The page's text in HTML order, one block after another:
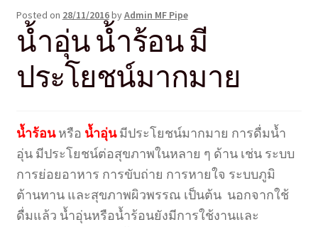
วิธีการสั่งซื้อ
แจ้งชำระเงิน
ติดต่อเรา
Posted on 28/11/2016byAdmin MF Pipe
น้ำอุ่น น้ำร้อน มี
ประโยชน์มากมาย
น้ำร้อนหรือ น้ำอุ่นมีประโยชน์มากมาย การดื่มน้ำ
อุ่น มีประโยชน์ต่อสุขภาพในหลาย ๆ ด้าน เช่น ระบบ
การย่อยอาหาร การขับถ่าย การหายใจ ระบบภูมิ
ต้านทาน และสุขภาพผิวพรรณ เป็นต้น นอกจากใช้
ดื่มแล้ว น้ำอุ่นหรือน้ำร้อนยังมีการใช้งานและ